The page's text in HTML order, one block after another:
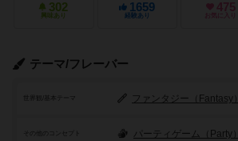
302
興味あり
1659
経験あり
475
お気に入り
テーマ/フレーバー
世界観/基本テーマ ファンタジー（Fantasy）
その他のコンセプト パーティゲーム（Party）